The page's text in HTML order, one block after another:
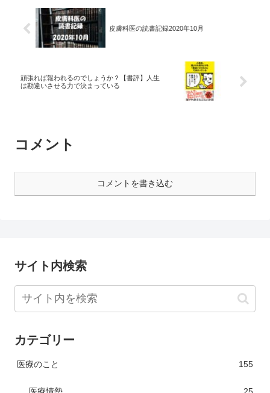
皮膚科医の読書記録2020年10月
頑張れば報われるのでしょうか？【書評】人生
は勘違いさせる力で決まっている
コメント
コメントを書き込む
サイト内検索
カテゴリー
医療のこと 155